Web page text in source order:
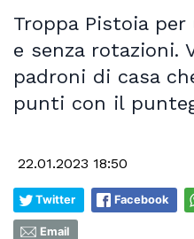
Troppa Pistoia
e senza rotazioni.
padroni di casa
punti con il
22.01.2023 18:50
Twitter Facebook
Email